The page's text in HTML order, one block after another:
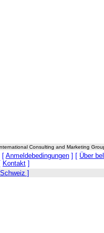
Consulting and Marketing
[ Anmeldebedingungen ] [ Über
Kontakt ]
]